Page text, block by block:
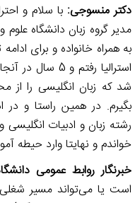
دکترمنسوجی: با سلام و
مدیر گروه زبان دانشگاه
به همراه خانواده و برای
استرالیا رفتم
شد که زبان انگلیسی را
بگیرم. در همین راستا و در
رشته زبان و ادبیات
خواندم و نهایتا وارد
خبرنگار روابط عمومی
است یا می‌تواند مسیر